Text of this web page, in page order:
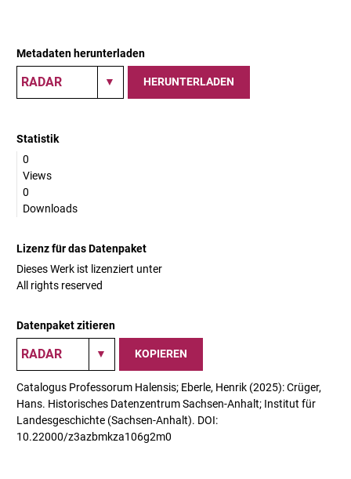
Metadaten herunterladen
HERUNTERLADEN
Statistik
0
Views
0
Downloads
Lizenz für das Datenpaket
Dieses Werk ist lizenziert unter
All rights reserved
Datenpaket zitieren
KOPIEREN
Catalogus Professorum Halensis; Eberle, Henrik (2025): Crüger,
Hans. Historisches Datenzentrum Sachsen-Anhalt; Institut für
Landesgeschichte (Sachsen-Anhalt). DOI:
10.22000/z3azbmkza106g2m0